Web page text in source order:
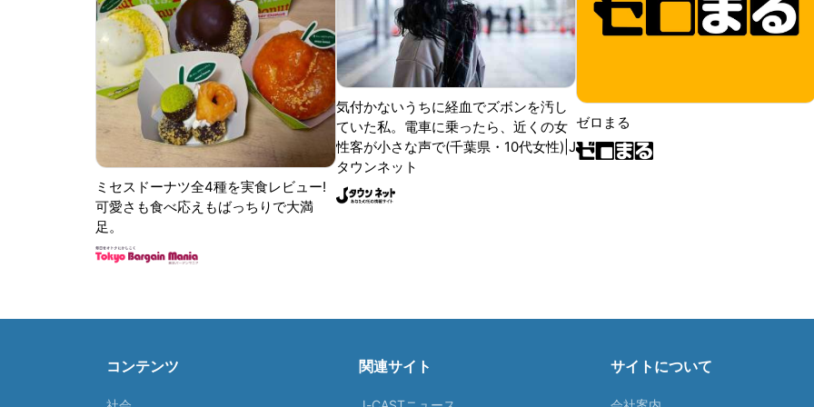
ミセスドーナツ全4種を実食レビュー!
可愛さも食べ応えもばっちりで大満
足。
気付かないうちに経血でズボンを汚し
ていた私。電車に乗ったら、近くの女
性客が小さな声で(千葉県・10代女性)|J
タウンネット
ゼロまる
コンテンツ 関連サイト サイトについて